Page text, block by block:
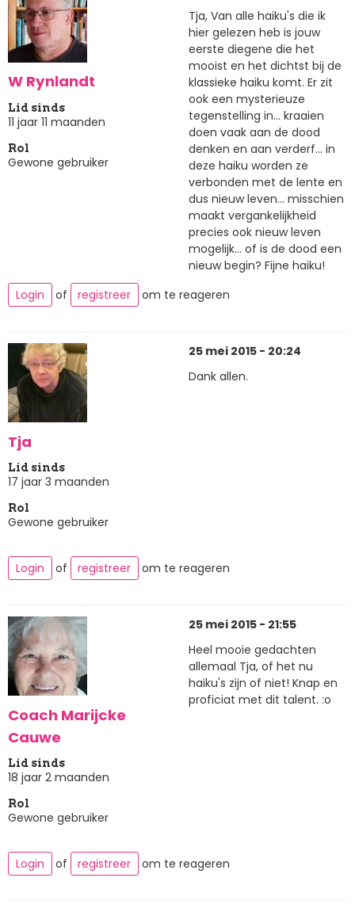
W Rynlandt
Lid sinds
11 jaar 11 maanden
Rol
Gewone gebruiker
Tja, Van alle haiku's die ik
hier gelezen heb is jouw
eerste diegene die het
mooist en het dichtst bij de
klassieke haiku komt. Er zit
ook een mysterieuze
tegenstelling in... kraaien
doen vaak aan de dood
denken en aan verderf... in
deze haiku worden ze
verbonden met de lente en
dus nieuw leven... misschien
maakt vergankelijkheid
precies ook nieuw leven
mogelijk... of is de dood een
nieuw begin? Fijne haiku!
Login
of registreer om te reageren
Tja
Lid sinds
17 jaar 3 maanden
Rol
Gewone gebruiker
25 mei 2015 - 20:24
Dank allen.
Login of registreer om te reageren
Coach Marijcke
Cauwe
Lid sinds
18 jaar 2 maanden
Rol
Gewone gebruiker
25 mei 2015 - 21:55
Heel mooie gedachten
allemaal Tja, of het nu
haiku's zijn of niet! Knap en
proficiat met dit talent. :o
Login of registreer om te reageren